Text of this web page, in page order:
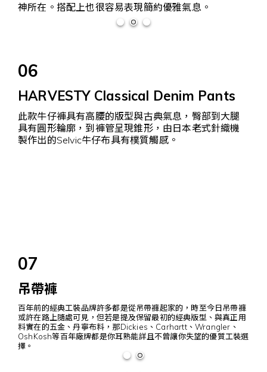
神所在。搭配上也很容易表現簡約優雅氣息。
06
HARVESTY Classical Denim Pants
此款牛仔褲具有高腰的版型與古典氣息，臀部到大腿
具有圓形輪廓，到褲管呈現錐形，由日本老式針織機
製作出的Selvic牛仔布具有樸質觸感。
07
吊帶褲
百年前的經典工裝品牌許多都是從吊帶褲起家的，時至今日吊帶褲
或許在路上隨處可見，但若是提及保留最初的經典版型、與真正用
料實在的五金、丹寧布料，那Dickies、Carhartt、Wrangler、
OshKosh等百年廠牌都是你耳熟能詳且不曾讓你失望的優質工裝選
擇。